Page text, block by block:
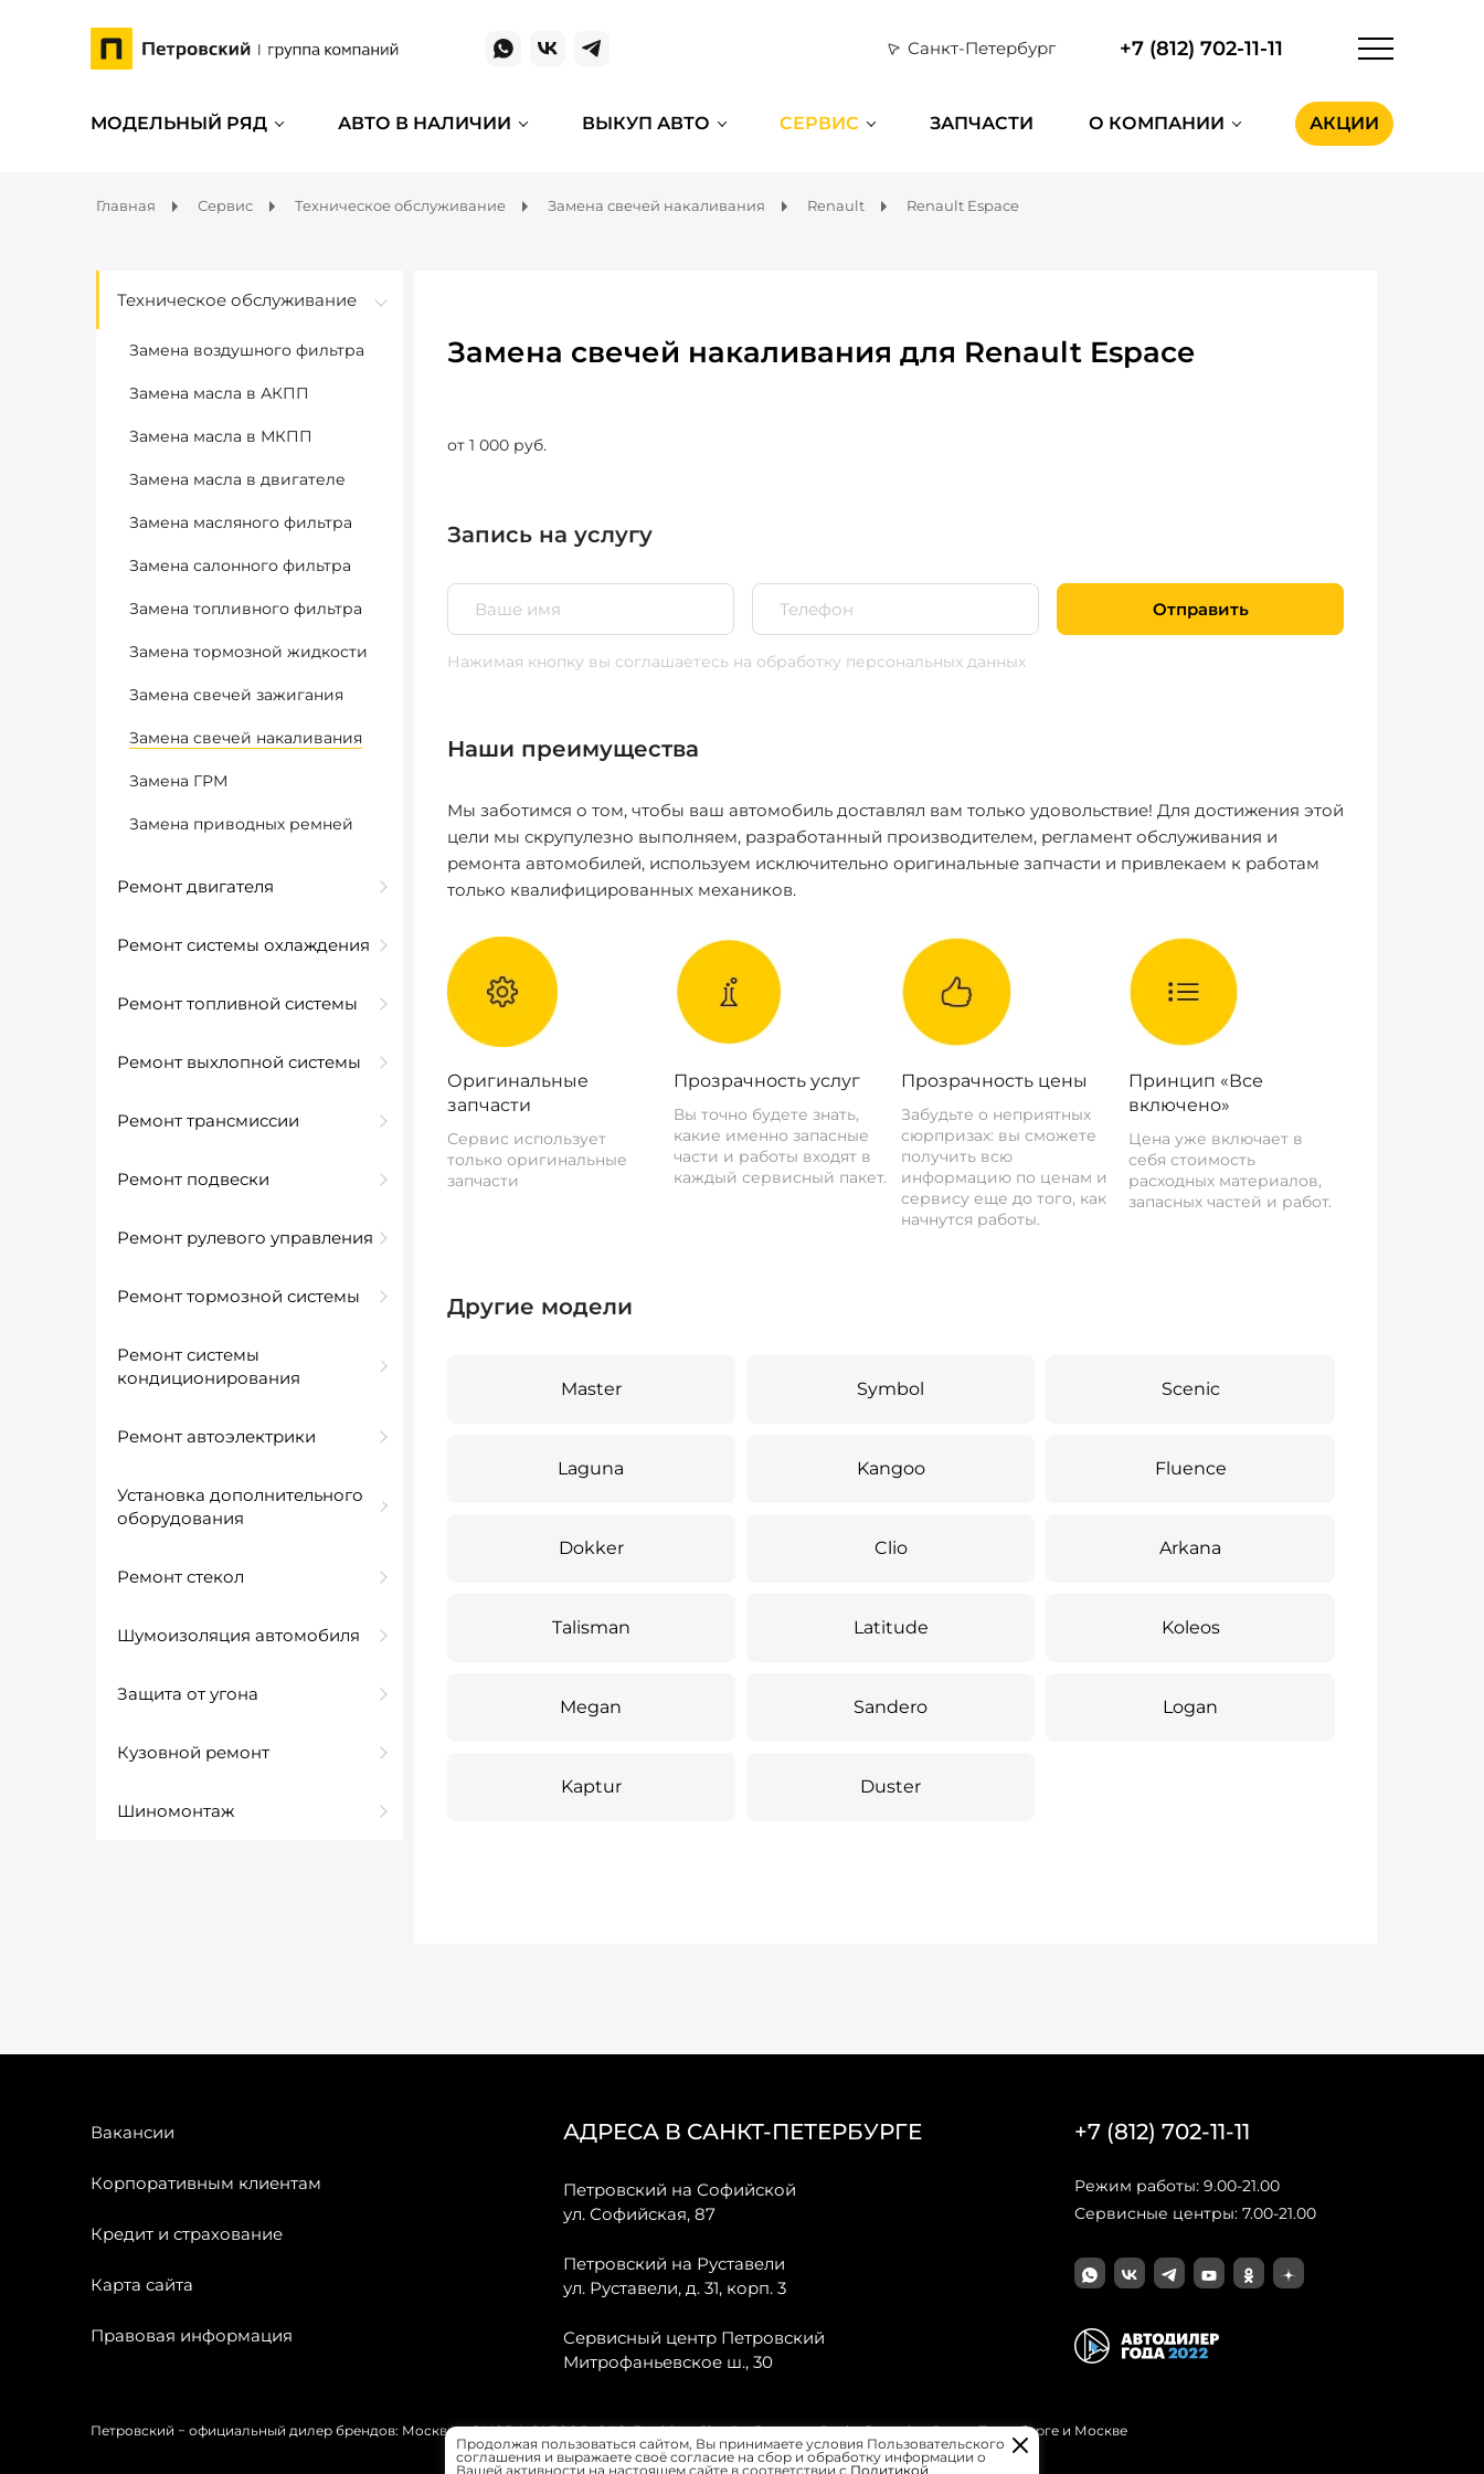
Санкт-Петербург +7 (812) 702-11-11
МОДЕЛЬНЫЙ РЯД АВТО В НАЛИЧИИ ВЫКУП АВТО СЕРВИС ЗАПЧАСТИ О КОМПАНИИ АКЦИИ
Главная Сервис Техническое обслуживание Замена свечей накаливания Renault Renault Espace
Техническое обслуживание
Замена воздушного фильтра
Замена масла в АКПП
Замена масла в МКПП
Замена масла в двигателе
Замена масляного фильтра
Замена салонного фильтра
Замена топливного фильтра
Замена тормозной жидкости
Замена свечей зажигания
Замена свечей накаливания
Замена ГРМ
Замена приводных ремней
Ремонт двигателя
Ремонт системы охлаждения
Ремонт топливной системы
Ремонт выхлопной системы
Ремонт трансмиссии
Ремонт подвески
Ремонт рулевого управления
Ремонт тормозной системы
Ремонт системы
кондиционирования
Ремонт автоэлектрики
Установка дополнительного
оборудования
Ремонт стекол
Шумоизоляция автомобиля
Защита от угона
Кузовной ремонт
Шиномонтаж
Замена свечей накаливания для Renault Espace
от 1 000 руб.
Запись на услугу
Отправить
Нажимая кнопку вы соглашаетесь на обработку персональных данных
Наши преимущества
Мы заботимся о том, чтобы ваш автомобиль доставлял вам только удовольствие! Для достижения этой
цели мы скрупулезно выполняем, разработанный производителем, регламент обслуживания и
ремонта автомобилей, используем исключительно оригинальные запчасти и привлекаем к работам
только квалифицированных механиков.
Оригинальные
запчасти
Сервис использует
только оригинальные
запчасти
Прозрачность услуг
Вы точно будете знать,
какие именно запасные
части и работы входят в
каждый сервисный пакет.
Прозрачность цены
Забудьте о неприятных
сюрпризах: вы сможете
получить всю
информацию по ценам и
сервису еще до того, как
начнутся работы.
Принцип «Все
включено»
Цена уже включает в
себя стоимость
расходных материалов,
запасных частей и работ.
Другие модели
Master Symbol Scenic
Laguna Kangoo Fluence
Dokker Clio Arkana
Talisman Latitude Koleos
Megan Sandero Logan
Kaptur Duster
Вакансии
Корпоративным клиентам
Кредит и страхование
Карта сайта
Правовая информация
АДРЕСА В САНКТ-ПЕТЕРБУРГЕ
Петровский на Софийской
ул. Софийская, 87
Петровский на Руставели
ул. Руставели, д. 31, корп. 3
Сервисный центр Петровский
Митрофаньевское ш., 30
+7 (812) 702-11-11
Режим работы: 9.00-21.00
Сервисные центры: 7.00-21.00
Петровский − официальный дилер брендов: Москвич, OMODA, JAECOO, GAC, Forthing, Citroёn, Peugeot, Opel и Renault в Санкт-Петербурге и Москве
Продолжая пользоваться сайтом, Вы принимаете условия Пользовательского
соглашения и выражаете своё согласие на сбор и обработку информации о
Вашей активности на настоящем сайте в соответствии с Политикой